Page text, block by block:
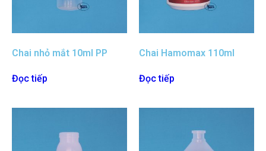
Chai nhỏ mắt 10ml PP
Đọc tiếp
Chai Hamomax 110ml
Đọc tiếp